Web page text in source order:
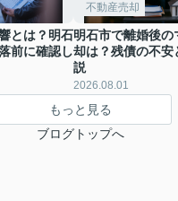
とは？明石
前に確認し
不動産売却
明石市で離婚後の
却は？残債の不安
説
2026.08.01
もっと見る
ブログトップへ